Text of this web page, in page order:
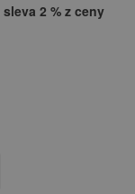
sleva 2 % z ceny